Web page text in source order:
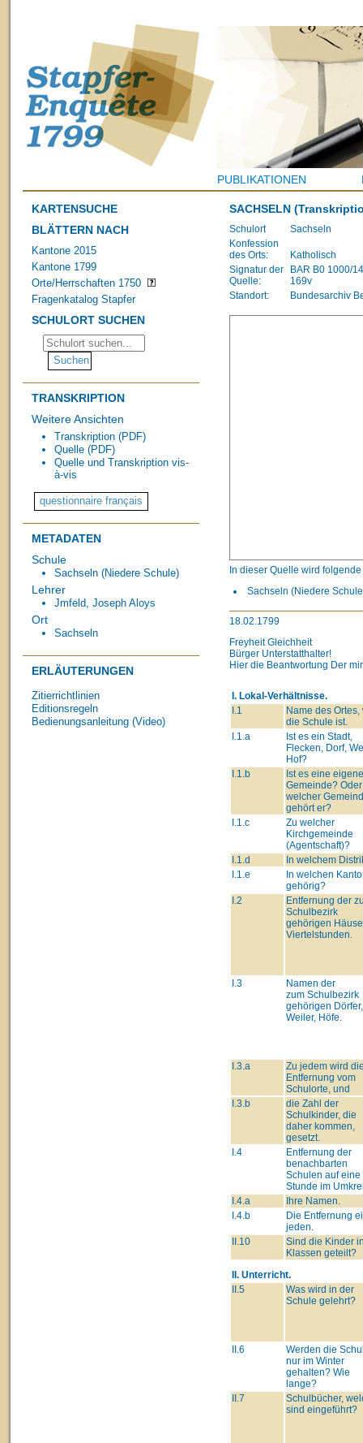
PUBLIKATIONEN
KARTENSUCHE
BLÄTTERN NACH
Kantone 2015
Kantone 1799
Orte/Herrschaften 1750
Fragenkatalog Stapfer
SCHULORT SUCHEN
TRANSKRIPTION
Weitere Ansichten
Transkription (PDF)
Quelle (PDF)
Quelle und Transkription vis-
à-vis
METADATEN
Schule
Sachseln (Niedere Schule)
Lehrer
Jmfeld, Joseph Aloys
Ort
Sachseln
ERLÄUTERUNGEN
Zitierrichtlinien
Editionsregeln
Bedienungsanleitung (Video)
SACHSELN
Schulort
Sachseln
Konfession
des Orts:
Katholisch
Signatur der
Quelle:
BAR B0 1000/
169v
Standort:
Bundesarchiv
In dieser Quelle wird
Sachseln (Niedere
18.02.1799
Freyheit Gleichheit
Bürger Unterstatthalter!
Hier die Beantwortung Der
I. Lokal-Verhältnisse.
I.1
Name des Ortes,
die Schule ist.
I.1.a
Ist es ein Stadt,
Flecken, Dorf,
Hof?
I.1.b
Ist es eine eigene
Gemeinde?
welcher
gehört er?
I.1.c
Zu welcher
Kirchgemeinde
(Agentschaft)?
I.1.d
In welchem
I.1.e
In welchen
gehörig?
I.2
Entfernung der
Schulbezirk
gehörigen
Viertelstunden.
I.3
Namen der
zum Schulbezirk
gehörigen Dörfer,
Weiler, Höfe.
I.3.a
Zu jedem wird
Entfernung vom
Schulorte, und
I.3.b
die Zahl der
Schulkinder, die
daher kommen,
gesetzt.
I.4
Entfernung der
benachbarten
Schulen auf eine
Stunde im
I.4.a
Ihre Namen.
I.4.b
Die Entfernung
jeden.
II.10
Sind die Kinder
Klassen geteilt?
II. Unterricht.
II.5
Was wird in der
Schule gelehrt?
II.6
Werden die
nur im Winter
gehalten? Wie
lange?
II.7
Schulbücher,
sind eingeführt?